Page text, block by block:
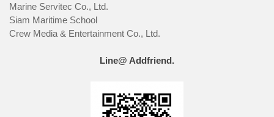
Marine Servitec Co., Ltd.
Siam Maritime School
Crew Media & Entertainment Co., Ltd.
Line@ Addfriend.